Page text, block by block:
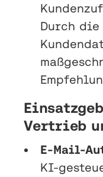
Durch die
Vertrieb
E-Mail-
KI-